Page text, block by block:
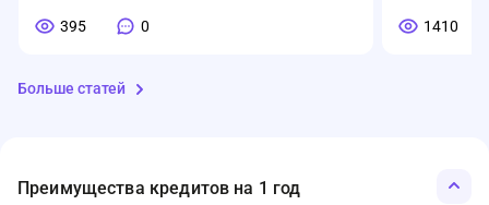
395 0 1410
Больше статей
Преимущества кредитов на 1 год